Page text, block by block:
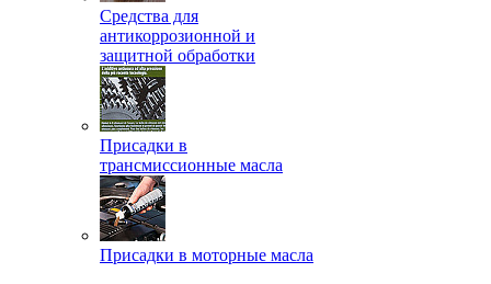
Средства для
антикоррозионной и
защитной обработки
Присадки в
трансмиссионные масла
Присадки в моторные масла